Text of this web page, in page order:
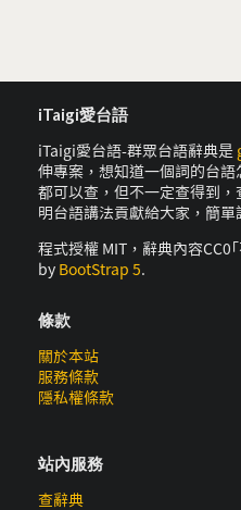
iTaigi愛台語
iTaigi愛台語-群眾台語辭典是
伸專案，想知道一個詞的台
都可以查，但不一定查得到
明台語講法貢獻給大家，簡
程式授權 MIT，辭典內容
by BootStrap 5.
條款
關於本站
服務條款
隱私權條款
站內服務
查辭典